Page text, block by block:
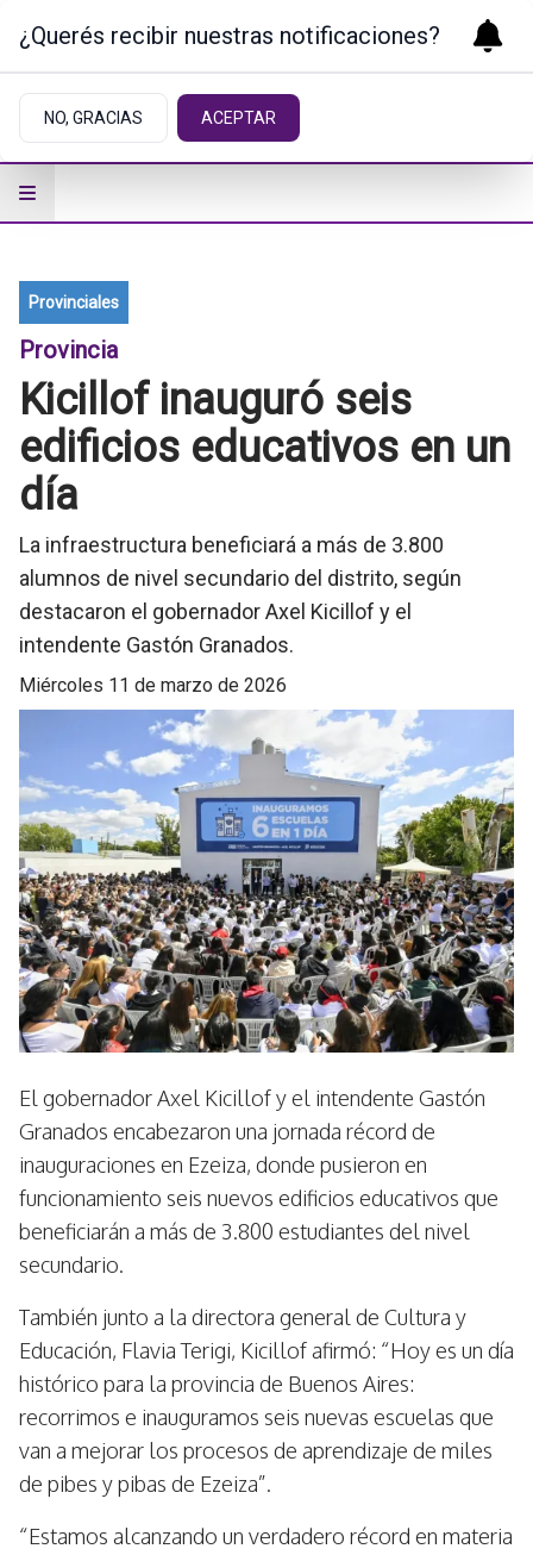
Provinciales
Provincia
Kicillof inauguró seis
edificios educativos en un
día
La infraestructura beneficiará a más de 3.800
alumnos de nivel secundario del distrito, según
destacaron el gobernador Axel Kicillof y el
intendente Gastón Granados.
miércoles 11 de marzo de 2026
El gobernador Axel Kicillof y el intendente Gastón
Granados encabezaron una jornada récord de
inauguraciones en Ezeiza, donde pusieron en
funcionamiento seis nuevos edificios educativos que
beneficiarán a más de 3.800 estudiantes del nivel
secundario.
También junto a la directora general de Cultura y
Educación, Flavia Terigi, Kicillof afirmó: “Hoy es un día
histórico para la provincia de Buenos Aires:
recorrimos e inauguramos seis nuevas escuelas que
van a mejorar los procesos de aprendizaje de miles
de pibes y pibas de Ezeiza”.
“Estamos alcanzando un verdadero récord en materia
¿Querés recibir nuestras notificaciones?
NO, GRACIAS ACEPTAR